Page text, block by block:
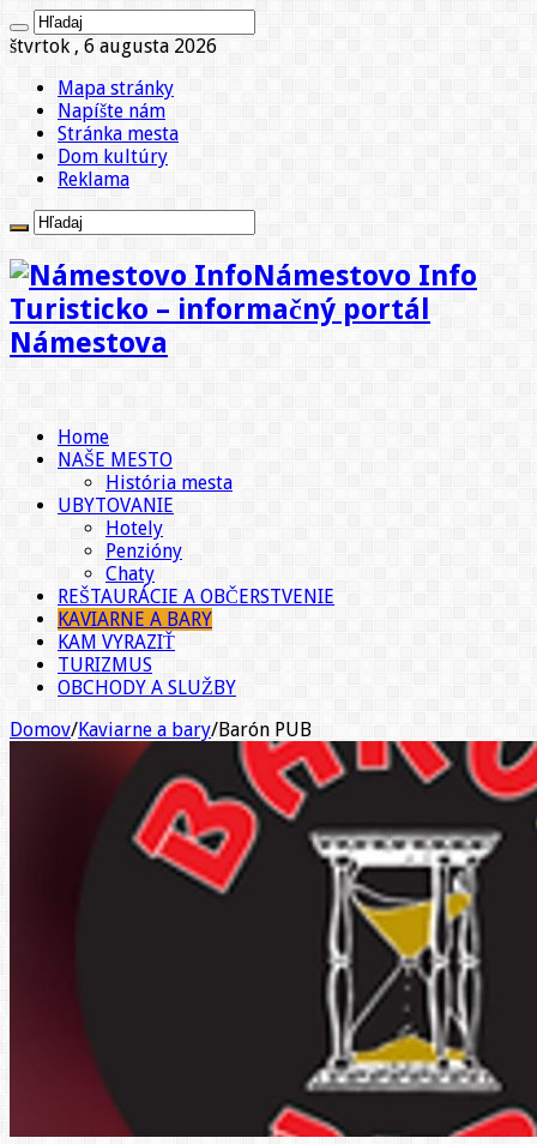
štvrtok , 6 augusta 2026
Mapa stránky
Napíšte nám
Stránka mesta
Dom kultúry
Reklama
Námestovo Info
Turisticko – informačný portál
Námestova
Home
NAŠE MESTO
História mesta
UBYTOVANIE
Hotely
Penzióny
Chaty
REŠTAURÁCIE A OBČERSTVENIE
KAVIARNE A BARY
KAM VYRAZIŤ
TURIZMUS
OBCHODY A SLUŽBY
Domov/Kaviarne a bary/Barón PUB